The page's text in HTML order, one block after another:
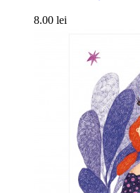
8.00 lei